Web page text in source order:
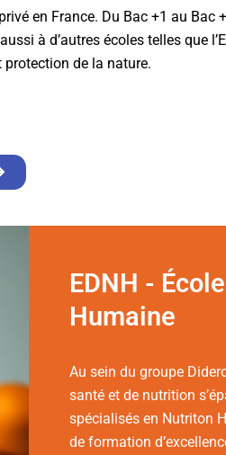
en France. Du Bac +1 au Bac
à d’autres écoles telles que
protection de la nature.
EDNH -
Humaine
Au sein du groupe
santé et de nutrition
spécialisés en Nutriton
de formation